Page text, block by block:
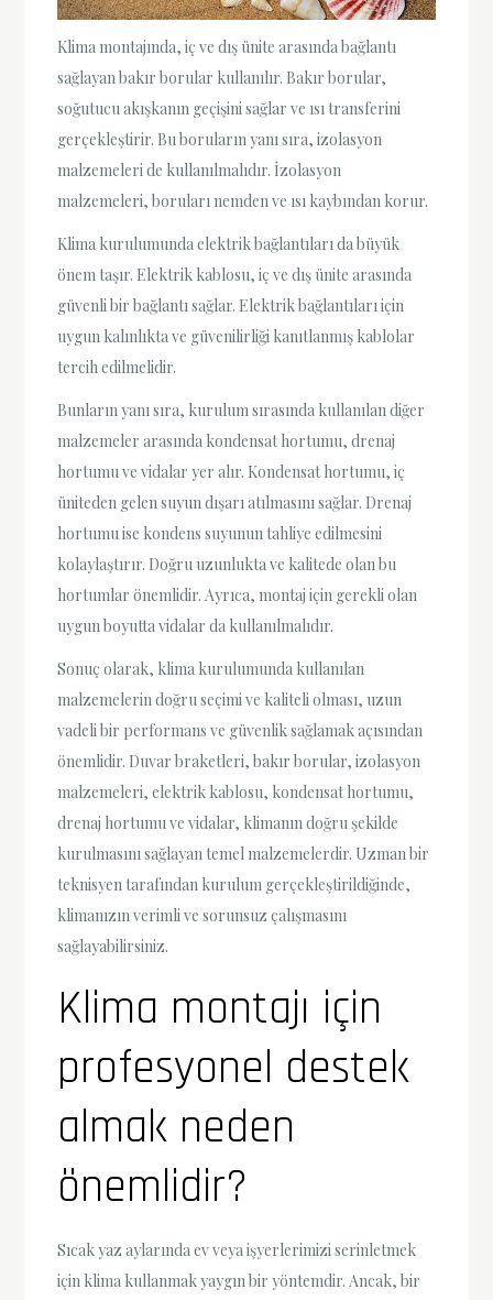
Klima montajında, iç ve dış ünite arasında bağlantı
sağlayan bakır borular kullanılır. Bakır borular,
soğutucu akışkanın geçişini sağlar ve ısı transferini
gerçekleştirir. Bu boruların yanı sıra, izolasyon
malzemeleri de kullanılmalıdır. İzolasyon
malzemeleri, boruları nemden ve ısı kaybından korur.
Klima kurulumunda elektrik bağlantıları da büyük
önem taşır. Elektrik kablosu, iç ve dış ünite arasında
güvenli bir bağlantı sağlar. Elektrik bağlantıları için
uygun kalınlıkta ve güvenilirliği kanıtlanmış kablolar
tercih edilmelidir.
Bunların yanı sıra, kurulum sırasında kullanılan diğer
malzemeler arasında kondensat hortumu, drenaj
hortumu ve vidalar yer alır. Kondensat hortumu, iç
üniteden gelen suyun dışarı atılmasını sağlar. Drenaj
hortumu ise kondens suyunun tahliye edilmesini
kolaylaştırır. Doğru uzunlukta ve kalitede olan bu
hortumlar önemlidir. Ayrıca, montaj için gerekli olan
uygun boyutta vidalar da kullanılmalıdır.
Sonuç olarak, klima kurulumunda kullanılan
malzemelerin doğru seçimi ve kaliteli olması, uzun
vadeli bir performans ve güvenlik sağlamak açısından
önemlidir. Duvar braketleri, bakır borular, izolasyon
malzemeleri, elektrik kablosu, kondensat hortumu,
drenaj hortumu ve vidalar, klimanın doğru şekilde
kurulmasını sağlayan temel malzemelerdir. Uzman bir
teknisyen tarafından kurulum gerçekleştirildiğinde,
klimanızın verimli ve sorunsuz çalışmasını
sağlayabilirsiniz.
Klima montajı için
profesyonel destek
almak neden
önemlidir?
Sıcak yaz aylarında ev veya işyerlerimizi serinletmek
için klima kullanmak yaygın bir yöntemdir. Ancak, bir